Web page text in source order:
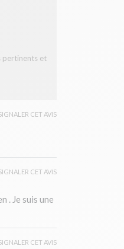
pertinents et
CET AVIS
CET AVIS
. Je suis une
CET AVIS